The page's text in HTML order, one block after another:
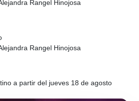
Rangel Hinojosa
Rangel Hinojosa
a partir del jueves 18 de agosto